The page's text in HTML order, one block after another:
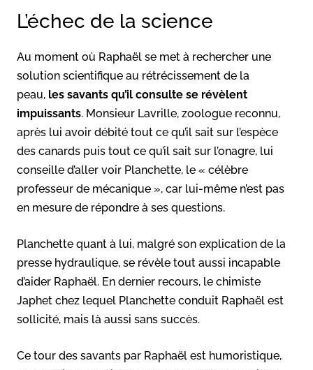
L’échec de la science
Au moment où Raphaël se met à rechercher une
solution scientifique au rétrécissement de la
peau, les savants qu’il consulte se révèlent
impuissants. Monsieur Lavrille, zoologue reconnu,
après lui avoir débité tout ce qu’il sait sur l’espèce
des canards puis tout ce qu’il sait sur l’onagre, lui
conseille d’aller voir Planchette, le « célèbre
professeur de mécanique », car lui-même n’est pas
en mesure de répondre à ses questions.
Planchette quant à lui, malgré son explication de la
presse hydraulique, se révèle tout aussi incapable
d’aider Raphaël. En dernier recours, le chimiste
Japhet chez lequel Planchette conduit Raphaël est
sollicité, mais là aussi sans succès.
Ce tour des savants par Raphaël est humoristique,